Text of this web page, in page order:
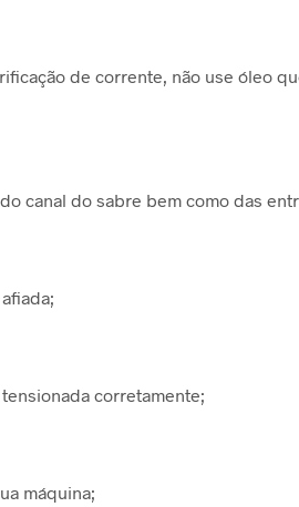
de corrente, não use óleo
canal do sabre bem como das
corretamente;
máquina;